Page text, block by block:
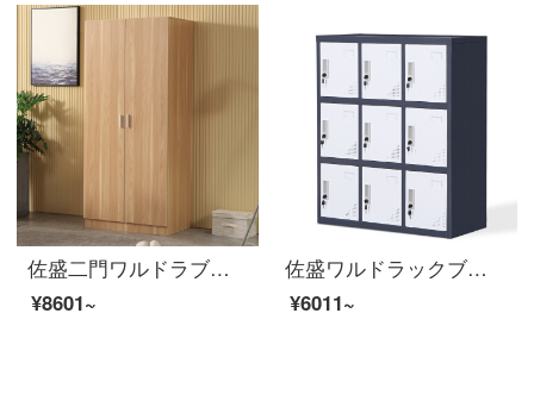
佐盛二門ワルドラブ木質ワウドロブ社員箪笥現代簡単箪笥浅い胡桃色
¥8601~
佐盛ワルドラックブキャビネットロッカー鉄皮茶水箪笥箪笥の下駄箱カバー色九門
¥6011~